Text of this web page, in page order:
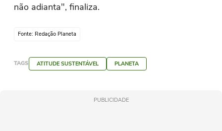
não adianta", finaliza.
Fonte: Redação Planeta
TAGS ATITUDE SUSTENTÁVEL PLANETA
PUBLICIDADE